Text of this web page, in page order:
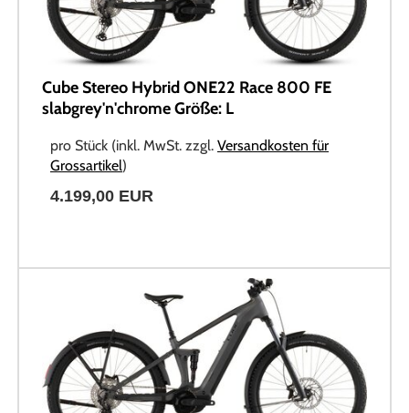
Cube Stereo Hybrid ONE22 Race 800 FE
slabgrey'n'chrome Größe: L
pro Stück (inkl. MwSt. zzgl. Versandkosten für
Grossartikel)
4.199,00 EUR